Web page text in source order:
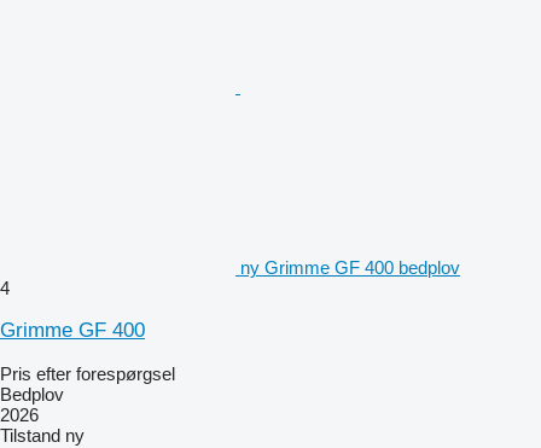
ny Grimme GF 400 bedplov
4
Grimme GF 400
Pris efter forespørgsel
Bedplov
2026
Tilstand ny